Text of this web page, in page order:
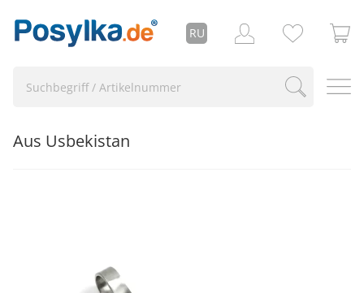
RU
Aus Usbekistan